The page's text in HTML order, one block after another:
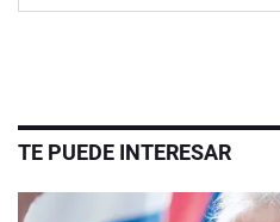
TE PUEDE INTERESAR